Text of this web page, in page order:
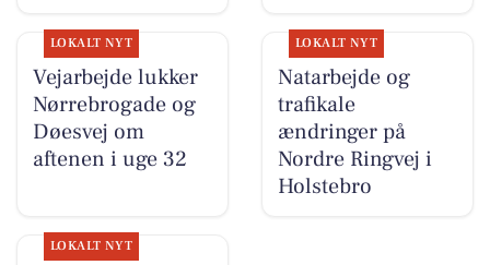
LOKALT NYT
Vejarbejde lukker
Nørrebrogade og
Døesvej om
aftenen i uge 32
LOKALT NYT
Natarbejde og
trafikale
ændringer på
Nordre Ringvej i
Holstebro
LOKALT NYT